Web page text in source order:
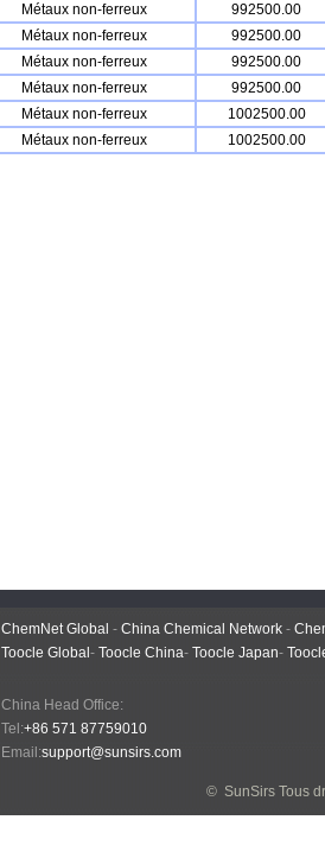
Métaux non-ferreux
992500.00
Métaux non-ferreux
992500.00
Métaux non-ferreux
992500.00
Métaux non-ferreux
992500.00
Métaux non-ferreux
1002500.00
Métaux non-ferreux 1002500.00
ChemNet Global - China Chemical Network -
Toocle Global - Toocle China- Toocle Japan-
China Head Office:
Tel:+86 571 87759010
Email:support@sunsirs.com
© SunSirs Tous